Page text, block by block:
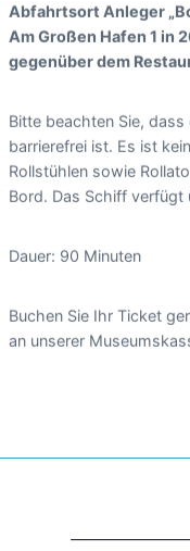
Abfahrtsort Anleger
Am Großen Hafen 1 in
gegenüber dem
Bitte beachten Sie,
barrierefrei ist. Es ist
Rollstühlen sowie
Bord. Das Schiff verfügt
Dauer: 90 Minuten
Buchen Sie Ihr Ticket
an unserer